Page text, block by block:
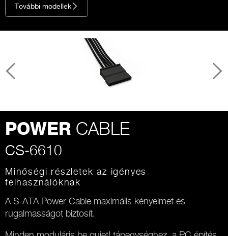
További modellek
POWER CABLE
CS-6610
Minőségi részletek az igényes
felhasználóknak
A S-ATA Power Cable maximális kényelmet és
rugalmasságot biztosít.